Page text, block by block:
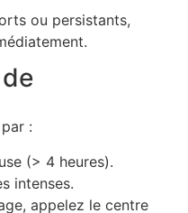
ou persistants,
:
(> 4 heures).
intenses.
appelez le centre